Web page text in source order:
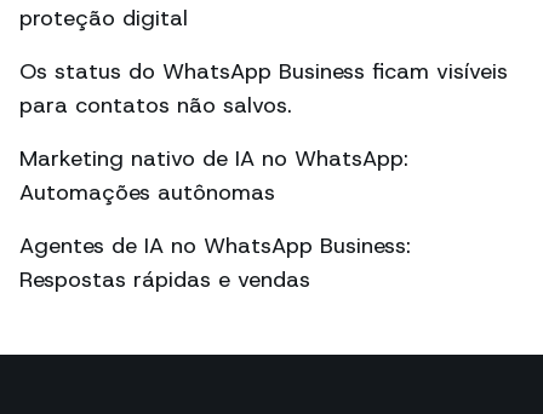
proteção digital
Os status do WhatsApp Business ficam visíveis
para contatos não salvos.
Marketing nativo de IA no WhatsApp:
Automações autônomas
Agentes de IA no WhatsApp Business:
Respostas rápidas e vendas